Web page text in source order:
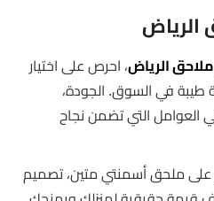
الرياض، احرص على اختيار
في السوق. الجودة،
العوامل التي تضمن نجاح
ملحق أسمنتي متين، تصميم